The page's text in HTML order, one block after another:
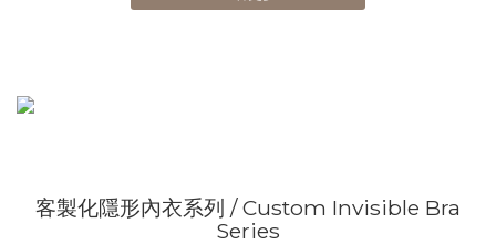
客製化隱形內衣系列 / Custom Invisible Bra
Series